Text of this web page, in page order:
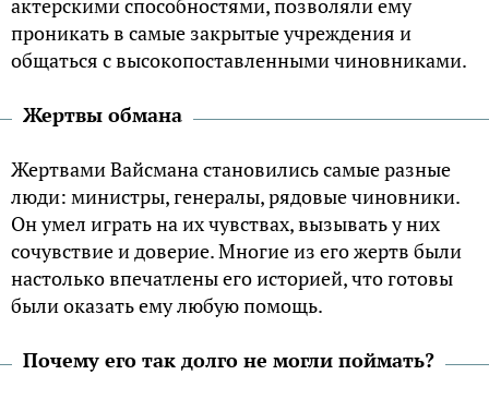
проникать в самые закрытые учреждения и
общаться с высокопоставленными чиновниками.
Жертвы обмана
Жертвами Вайсмана становились самые разные
люди: министры, генералы, рядовые чиновники.
Он умел играть на их чувствах, вызывать у них
сочувствие и доверие. Многие из его жертв были
настолько впечатлены его историей, что готовы
были оказать ему любую помощь.
Почему его так долго не могли поймать?